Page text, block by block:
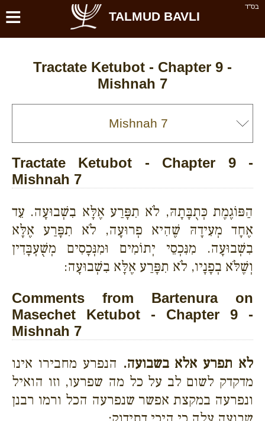
בס''ד ≡ TALMUD BAVLI
Tractate Ketubot - Chapter 9 -
Mishnah 7
Tractate Ketubot - Chapter 9 -
Mishnah 7
הַפּוֹגֶמֶת כְּתֻבָּתָהּ, לֹא תִפָּרַע אֶלָּא בִשְׁבוּעָה. עֵד
אֶחָד מְעִידָהּ שֶׁהִיא פְרוּעָה, לֹא תִפָּרַע אֶלָּא
בִשְׁבוּעָה. מִנִּכְסֵי יְתוֹמִים וּמִנְּכָסִים מְשֻׁעְבָּדִין
וְשֶׁלֹּא בְפָנָיו, לֹא תִפָּרַע אֶלָּא בִשְׁבוּעָה:
Comments from Bartenura on
Masechet Ketubot - Chapter 9 -
Mishnah 7
לא תפרע אלא בשבועה. הנפרע מחבירו אינו
מדקדק לשום לב על כל מה שפרעו, וזו הואיל
ונפרעה במקצת אפשר שנפרעה הכל ורמו רבנן